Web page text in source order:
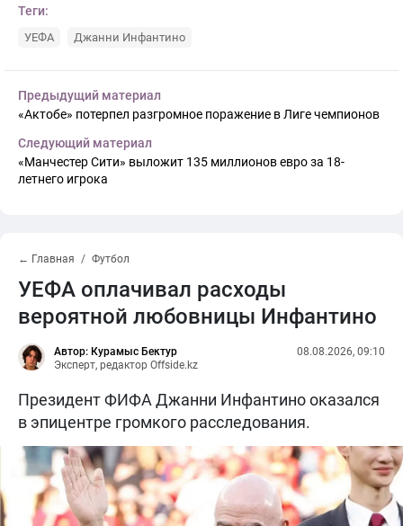
Теги:
УЕФА Джанни Инфантино
Предыдущий материал
«Актобе» потерпел разгромное поражение в Лиге чемпионов
Следующий материал
«Манчестер Сити» выложит 135 миллионов евро за 18-
летнего игрока
← Главная Футбол
УЕФА оплачивал расходы
вероятной любовницы Инфантино
Автор: Курамыс Бектур
Эксперт, редактор Offside.kz
08.08.2026, 09:10
Президент ФИФА Джанни Инфантино оказался
в эпицентре громкого расследования.